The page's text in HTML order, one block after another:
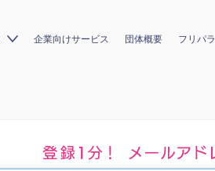
企業向けサービス 団体概要 フリパラ